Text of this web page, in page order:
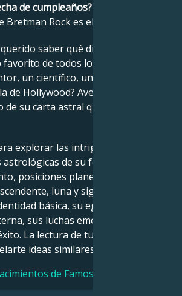
de cumpleaños?
Bretman Rock es el 31 julio 1998.
saber qué dice la astrología
de todos los tiempos: un
un científico, un músico o una
de Hollywood? Averígualo en el
de su carta astral que encontrarás
explorar las intrigantes
de su fecha, lugar y
posiciones planetarias, casas,
luna y signo ascendente,
básica, su ego, su
sus luchas emocionales y su
La lectura de tu propia
ideas similares.
de Famosos